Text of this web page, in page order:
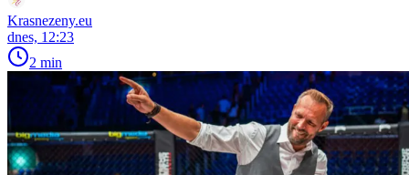
Krasnezeny.eu
dnes, 12:23
2 min